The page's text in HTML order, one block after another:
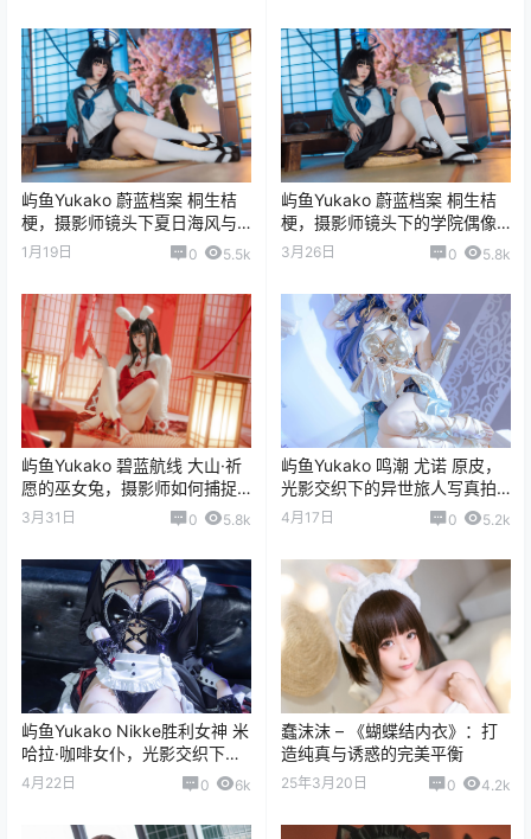
屿鱼Yukako 蔚蓝档案 桐生桔
梗，摄影师镜头下夏日海风与
学院制服的浪漫邂逅
1月19日 0 5.5k
屿鱼Yukako 蔚蓝档案 桐生桔
梗，摄影师镜头下的学院偶像
与光影交织的视觉叙事
3月26日 0 5.8k
屿鱼Yukako 碧蓝航线 大山·祈
愿的巫女兔，摄影师如何捕捉
神社少女的灵动与祈愿瞬间
3月31日 0 5.8k
屿鱼Yukako 鸣潮 尤诺 原皮，
光影交织下的异世旅人写真拍
摄全记录
4月17日 0 5.2k
屿鱼Yukako Nikke胜利女神 米
哈拉·咖啡女仆，光影交织下的
虚拟角色真人化摄影全记录
4月22日 0 6k
蠢沫沫 – 《蝴蝶结内衣》：打
造纯真与诱惑的完美平衡
25年3月20日 0 4.2k